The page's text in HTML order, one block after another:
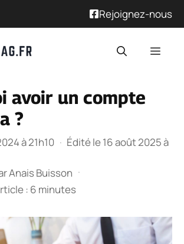
Rejoignez-nous
avoir un compte
?
à 21h10 · Édité le 16 août 2025 à
Anais Buisson ·
: 6 minutes